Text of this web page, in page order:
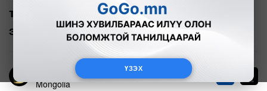
ҮЗЭХ
тариф IV сарын 2-оос мөрдөгдөж
эхэлнэ
Bloomberg TV
Mongolia